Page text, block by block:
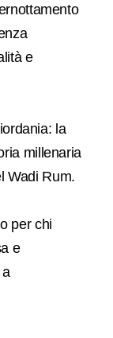
e
la
millenaria
Wadi Rum.
per chi
e
a